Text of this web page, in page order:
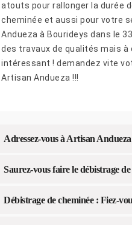
atouts pour rallonger la durée
cheminée et aussi pour votre
Andueza à Bourideys dans le
des travaux de qualités mais à
intéressant ! demandez vite
Artisan Andueza !!!
Adressez-vous à Artisan
Saurez-vous faire le débistrage
Débistrage de cheminée : Fiez-